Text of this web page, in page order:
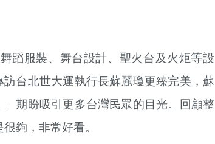
蹈服裝、舞台設計、聖火台及火炬等設
台北世大運執行長蘇麗瓊更臻完美，蘇
期盼吸引更多台灣民眾的目光。回顧整
夠，非常好看。